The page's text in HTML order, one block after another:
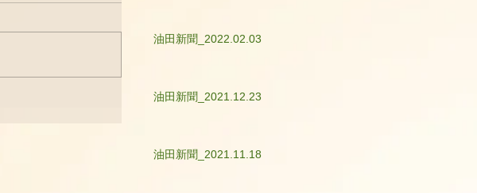
油田新聞_2022.02.03
油田新聞_2021.12.23
油田新聞_2021.11.18